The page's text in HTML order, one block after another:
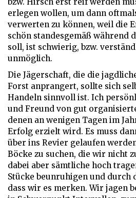
erlegen wollen, um dann
verwerten zu können, weil die
schön standesgemäß während
soll, ist schwierig, bzw.
unmöglich.
Die Jägerschaft, die die
Forst anprangert, sollte sich
Handeln sinnvoll ist. Ich
und Freund von gut
denen an wenigen Tagen im
Erfolg erzielt wird. Es muss
über ins Revier gelaufen
Böcke zu suchen, die wir nicht
dabei aber sämtliche hoch
Stücke beunruhigen und durch
dass wir es merken. Wir jagen